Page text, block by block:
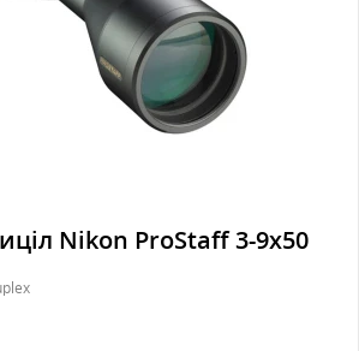
Nikon ProStaff 3-9x50